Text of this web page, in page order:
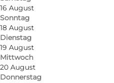
16 August
Sonntag
18 August
Dienstag
19 August
Mittwoch
20 August
Donnerstag
Sieh auch diese
Kunst der Moderne –
Strömungen der
Die Möbelsammlung -
Klassizismus.